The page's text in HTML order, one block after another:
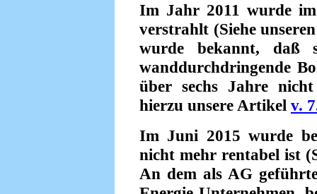
Im Jahr 2011 wurde
verstrahlt (Siehe
wurde bekannt, daß
wanddurchdringende
über sechs Jahre
hierzu unsere Artikel v.
Im Juni 2015 wurde
nicht mehr rentabel ist
An dem als AG